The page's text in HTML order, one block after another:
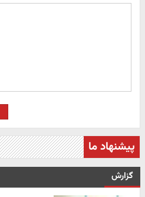
پیشنهاد ما
گزارش